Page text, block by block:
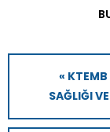
« KTEMB
SAĞLIĞI